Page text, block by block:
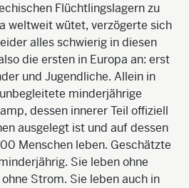
Flüchtlingslagern zu
weltweit wütet, verzögerte sich
alles schwierig in diesen
die ersten in Europa an: erst
und Jugendliche. Allein in
minderjährige
dessen innerer Teil offiziell
ausgelegt ist und auf dessen
Menschen leben. Geschätzte
Sie leben ohne
Strom. Sie leben auch in